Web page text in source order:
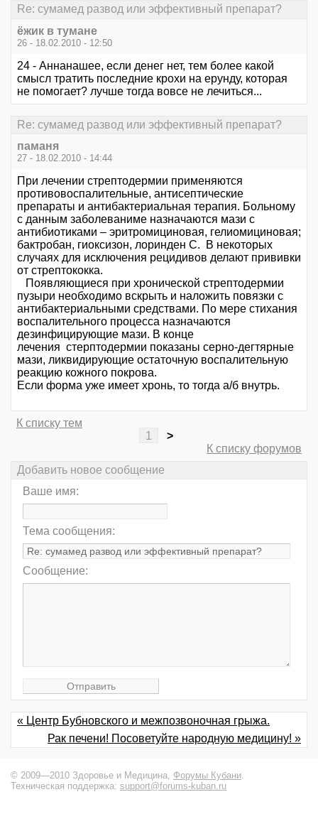
Re: сумамед развод или эффективный препарат?
ёжик в тумане
26 - 18.02.2010 - 12:50
24 - Аннанашее, если денег нет, тем более какой
смысл тратить последние крохи на ерунду, которая
не помогает? лучше тогда вовсе не лечиться...
Re: сумамед развод или эффективный препарат?
паманя
27 - 18.02.2010 - 14:44
При лечении стрептодермии применяются
противовоспалительные, антисептические
препараты и антибактериальная терапия. Больному
c данным заболеваниме назначаются мази с
антибиотиками – эритромициновая, гелиомициновая;
бактробан, гиоксизон, лоринден C. В некоторых
случаях для исключения рецидивов делают прививки
от стрептококка.
Появляющиеся при хронической стрептодермии
пузыри необходимо вскрыть и наложить повязки с
антибактериальными средствами. По мере стихания
воспалительного процесса назначаются
дезинфицирующие мази. В конце
лечения стерптодермии показаны серно-дегтярные
мази, ликвидирующие остаточную воспалительную
реакцию кожного покрова.
Если форма уже имеет хронь, то тогда а/б внутрь.
К списку тем
1
>
К списку форумов
Добавить новое сообщение
Ваше имя:
Тема сообщения:
Сообщение:
« Центр Бубновского и межпозвоночная грыжа.
Рак печени! Посоветуйте народную медицину! »
© 2009—2010 Здоровье и Медицина, Форумы Кубани.
Техническая поддержка: support@forums-kuban.ru